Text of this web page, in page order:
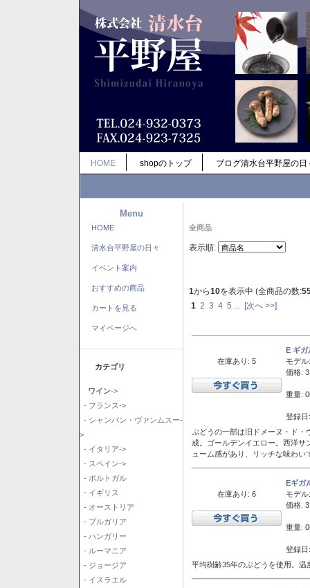
HOME shopのトップ ブログ清水台平野屋の日
Menu
HOME
清水台平野屋の日々
イベント案内
おすすめの商品
カートを見る
マイページへ
カテゴリ
ワイン->
- フランス->
- シャンパン・ヴァンムスー-
>
- イタリア->
- スペイン->
- ポルトガル
- イギリス
- オーストリア
- ブルガリア
- ハンガリー
- ルーマニア
- ジョージア
- イスラエル
全商品
表示順:
1から10を表示中 (全商品の数:
1 2 3 4 5 [次へ >>]
在庫あり: 5
E ギ
モデル:
価格:
重量:
登録
ぶどうの一部は旧ドメーヌ・ド・
成。ゴールデンイエロー。西洋
ューム感があり、リッチな味わい
在庫あり: 6
Eギガ
モデル:
価格:
重量:
登録
平均樹齢35年のぶどうを使用。